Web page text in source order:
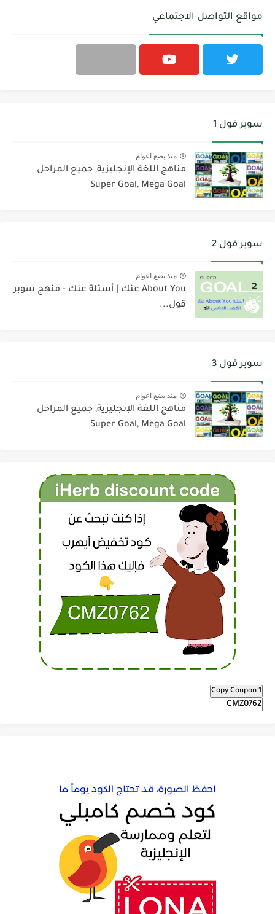
مواقع التواصل الإجتماعي
سوبر قول 1
منذ بضع اعوام
مناهج اللغة الإنجليزية, جميع المراحل
Super Goal, Mega Goal
سوبر قول 2
منذ بضع اعوام
About You عنك | أسئلة عنك - منهج سوبر
قول...
سوبر قول 3
منذ بضع اعوام
مناهج اللغة الإنجليزية, جميع المراحل
Super Goal, Mega Goal
Copy Coupon 1